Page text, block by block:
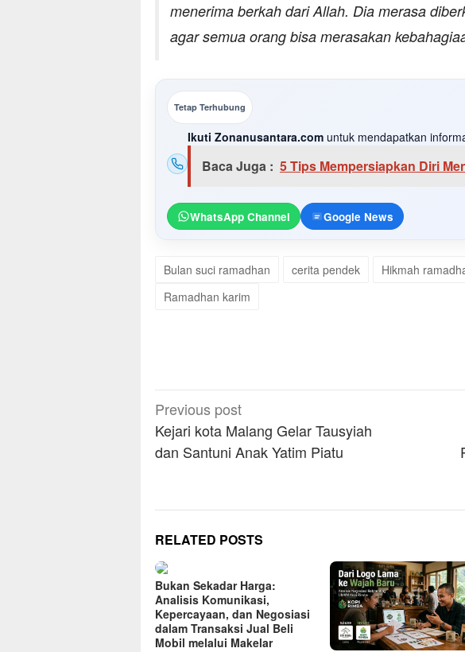
menerima berkah dari Allah. Dia merasa
agar semua orang bisa merasakan
Tetap Terhubung
Ikuti Zonanusantara.com untuk mendapatkan
Baca Juga : 5 Tips Mempersiapkan Diri
WhatsApp Channel Google News
Bulan suci ramadhan cerita pendek Hikmah
Ramadhan karim
Post
navigation
Previous post
Kejari kota Malang Gelar Tausyiah
dan Santuni Anak Yatim Piatu
RELATED POSTS
Bukan Sekadar Harga:
Analisis Komunikasi,
Kepercayaan, dan Negosiasi
dalam Transaksi Jual Beli
Mobil melalui Makelar